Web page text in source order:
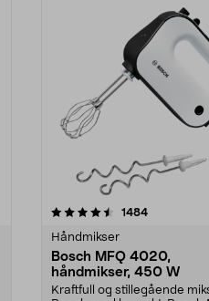
1484
Håndmikser
Bosch MFQ 4020,
håndmikser, 450 W
Kraftfull og stillegående
4.5 av 5 stjerner